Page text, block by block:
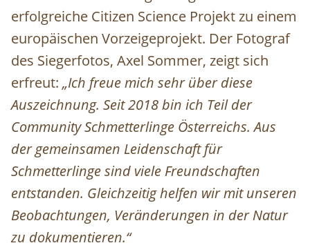
erfolgreiche Citizen Science Projekt zu einem
europäischen Vorzeigeprojekt. Der Fotograf
des Siegerfotos, Axel Sommer, zeigt sich
erfreut: „Ich freue mich sehr über diese
Auszeichnung. Seit 2018 bin ich Teil der
Community Schmetterlinge Österreichs. Aus
der gemeinsamen Leidenschaft für
Schmetterlinge sind viele Freundschaften
entstanden. Gleichzeitig helfen wir mit unseren
Beobachtungen, Veränderungen in der Natur
zu dokumentieren.“